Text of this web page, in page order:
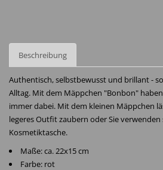
Beschreibung
Authentisch, selbstbewusst und brillant -
Alltag. Mit dem Mäppchen "Bonbon"
immer dabei. Mit dem kleinen Mäppchen
legeres Outfit zaubern oder Sie verwenden
Kosmetiktasche.
Maße: ca. 22x15 cm
Farbe: rot